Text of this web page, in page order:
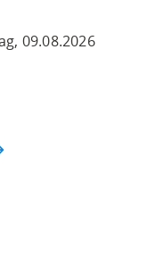
09.08.2026